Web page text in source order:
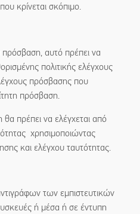
κρίνεται σκόπιμο.
αυτό πρέπει να
πολιτικής ελέγχους
πρόσβασης που
πρόσβαση.
πρέπει να ελέγχεται από
χρησιμοποιώντας
και ελέγχου ταυτότητας.
των εμπιστευτικών
ή μέσα ή σε έντυπη